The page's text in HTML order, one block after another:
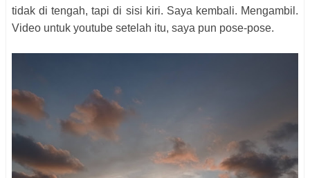
tidak di tengah, tapi di sisi kiri. Saya kembali. Mengambil.
Video untuk youtube setelah itu, saya pun pose-pose.